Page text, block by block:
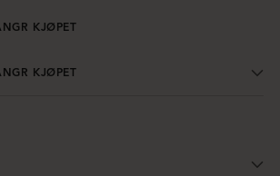
KJØPET
KJØPET